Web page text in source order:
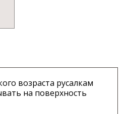
возраста русалкам
на поверхность